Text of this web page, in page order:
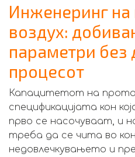
Инженеринг на
воздух:
параметри без
процесот
Капацитетот на
спецификацијата кон
прво се насочуваат, и
треба да се чита во
недовлечкувањето и